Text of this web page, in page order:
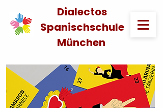
Dialectos
Spanischschule
München